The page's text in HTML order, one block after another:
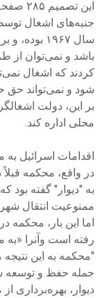
این
جنبه‌های اشغال
سال ۱۹۶۷
باشد و نمی‌توان از
کردند که اشغال
شود و نمی‌تواند حق
بر این، دولت
محلی اداره کند.
اقدامات اسرائیل
به "دیوار" گفته
ممنوعیت انتقال
اما این بار،
رفته است وآنرا
"محکمه به این
جمله حفظ و
دیوار، بهره‌برداری